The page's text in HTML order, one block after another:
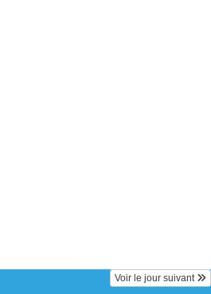
Voir le jour suivant